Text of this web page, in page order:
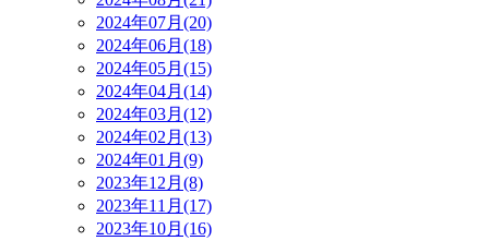
2024年07月(20)
2024年06月(18)
2024年05月(15)
2024年04月(14)
2024年03月(12)
2024年02月(13)
2024年01月(9)
2023年12月(8)
2023年11月(17)
2023年10月(16)